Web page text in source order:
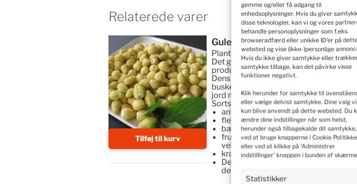
gemme og/eller få adgang til
enhedsoplysninger. Hvis du giver
disse teknologier, kan vi og vores
behandle personoplysninger som f.eks.
browseradfærd eller unikke ID'er på
websted og vise (ikke-)personlige
Hvis du ikke giver samtykke eller
samtykke tilbage, kan det påvirke visse
funktioner negativt.
Klik herunder for samtykke til
eller vælge delvist samtykke. Dine valg
kun blive anvendt på dette websted. Du
ændre dine indstillinger når som helst,
herunder også tilbagekalde dit samtykke,
ved at bruge knapperne i Cookie
eller ved at klikke på 'Administrer
indstillinger' knappen i bunden af
Statistikker
Relaterede varer
Tilføj til kurv
Gule vilde jordbær, Yellow
Planter af helårs-jordbærsorten
Det gule vidunder vilde jordbærer en
producerer flerårig frugt. Meget
Dens ekstremt velsmagende frugter er
busken, men også til konserves. Den
jord med høj luftfugtighed.
Sorts specifikationer:
antal: 10 stykker potteplanter (10-
flerårig plante, producerer ikke
bærer frugt fra det sene forår til det
frugt med en usædvanlig gul-
velsmagende;
kræver en solrig position og frugtbar,
Den overvintrer ret godt, men for at
den med fiberdug/agrotekstil om